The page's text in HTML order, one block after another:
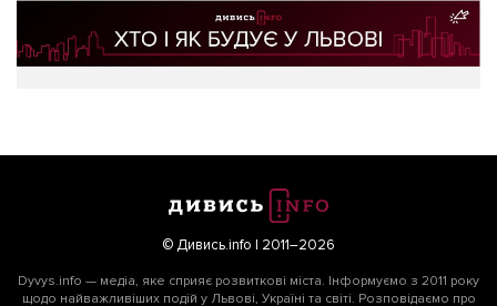
© Дивись.info | 2011–2026
Dyvys.info — медіа, яке сприяє розвиткові міста. Інформуємо з 2011 року
щодо найважливіших подій у Львові, Україні та світі. Розповідаємо про